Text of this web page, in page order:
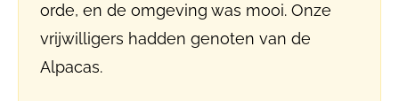
orde, en de omgeving was mooi. Onze
vrijwilligers hadden genoten van de
Alpacas.